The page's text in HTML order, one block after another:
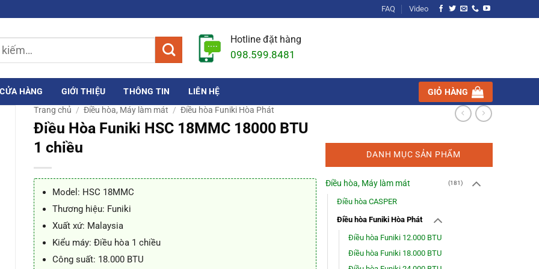
FAQ Video
Hotline đặt hàng
098.599.8481
CỬA HÀNG GIỚI THIỆU THÔNG TIN LIÊN HỆ
GIỎ HÀNG
Trang chủ / Điều hòa, Máy làm mát / Điều hòa Funiki Hòa Phát
Điều Hòa Funiki HSC 18MMC 18000 BTU
1 chiều
Model: HSC 18MMC
Thương hiệu: Funiki
Xuất xứ: Malaysia
Kiểu máy: Điều hòa 1 chiều
Công suất: 18.000 BTU
DANH MỤC SẢN PHẨM
Điều hòa, Máy làm mát (181)
Điều hòa CASPER
Điều hòa Funiki Hòa Phát
Điều hòa Funiki 12.000 BTU
Điều hòa Funiki 18.000 BTU